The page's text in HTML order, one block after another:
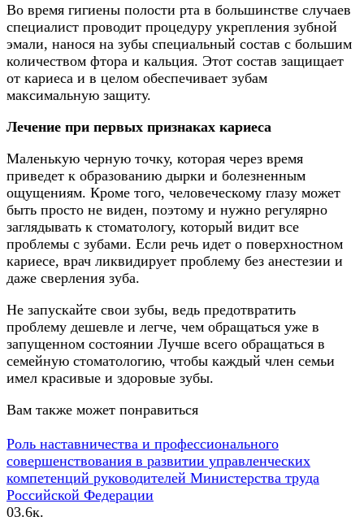
Во время гигиены полости рта в большинстве случаев
специалист проводит процедуру укрепления зубной
эмали, нанося на зубы специальный состав с большим
количеством фтора и кальция. Этот состав защищает
от кариеса и в целом обеспечивает зубам
максимальную защиту.
Лечение при первых признаках кариеса
Маленькую черную точку, которая через время
приведет к образованию дырки и болезненным
ощущениям. Кроме того, человеческому глазу может
быть просто не виден, поэтому и нужно регулярно
заглядывать к стоматологу, который видит все
проблемы с зубами. Если речь идет о поверхностном
кариесе, врач ликвидирует проблему без анестезии и
даже сверления зуба.
Не запускайте свои зубы, ведь предотвратить
проблему дешевле и легче, чем обращаться уже в
запущенном состоянии Лучше всего обращаться в
семейную стоматологию, чтобы каждый член семьи
имел красивые и здоровые зубы.
Вам также может понравиться
Роль наставничества и профессионального
совершенствования в развитии управленческих
компетенций руководителей Министерства труда
Российской Федерации
03.6к.